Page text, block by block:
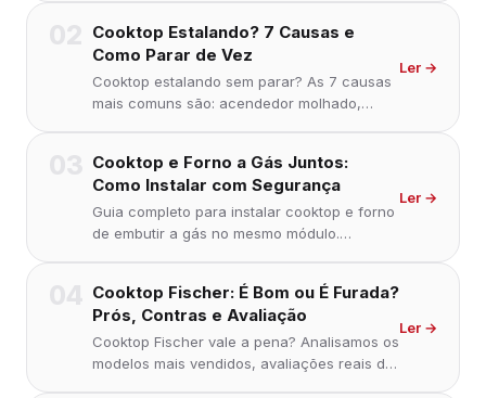
Cooktop Estalando? 7 Causas e
Como Parar de Vez
Cooktop estalando sem parar? As 7 causas
mais comuns são: acendedor molhado,
resfriamento normal. Veja como resolver
cada uma.
Ler →
Cooktop e Forno a Gás Juntos:
Como Instalar com Segurança
Guia completo para instalar cooktop e forno
de embutir a gás no mesmo módulo.
técnico autorizado.
Ler →
Cooktop Fischer: É Bom ou É Furada?
Prós, Contras e Avaliação
Cooktop Fischer vale a pena? Analisamos os
modelos mais vendidos, avaliações reais de
Ler →